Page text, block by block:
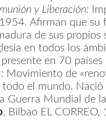
y Liberación:
Afirman que su
de sus propios
en todos los
en 70
Movimiento de
el mundo. Nació
Guerra Mundial de
, Bilbao EL